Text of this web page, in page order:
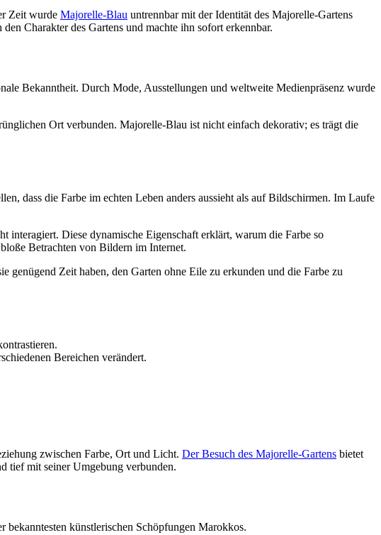
Zeit wurde Majorelle-Blau untrennbar mit der Identität des Majorelle-Gartens
Charakter des Gartens und machte ihn sofort erkennbar.
Bekanntheit. Durch Mode, Ausstellungen und weltweite Medienpräsenz wurde
Ort verbunden. Majorelle-Blau ist nicht einfach dekorativ; es trägt die
dass die Farbe im echten Leben anders aussieht als auf Bildschirmen. Im Laufe
Diese dynamische Eigenschaft erklärt, warum die Farbe so
Betrachten von Bildern im Internet.
genügend Zeit haben, den Garten ohne Eile zu erkunden und die Farbe zu
Bereichen verändert.
zwischen Farbe, Ort und Licht. Der Besuch des Majorelle-Gartens bietet
tief mit seiner Umgebung verbunden.
bekanntesten künstlerischen Schöpfungen Marokkos.